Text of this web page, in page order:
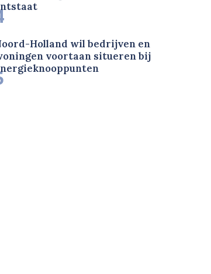
Holland wil bedrijven en
voortaan situeren bij